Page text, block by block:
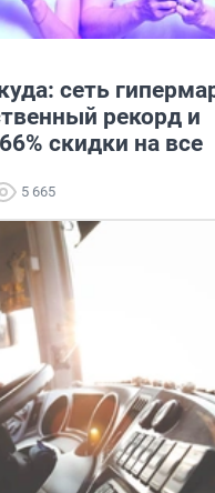
сеть
рекорд и
скидки на все
5 665